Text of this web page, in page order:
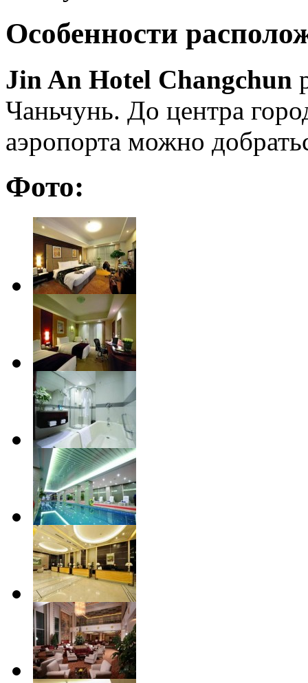
Особенности
Jin An Hotel Changchun
Чаньчунь. До центра
аэропорта можно
Фото: